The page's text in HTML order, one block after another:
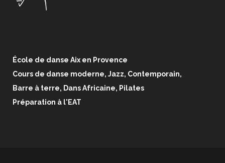
École de danse Aix en Provence
Cours de danse moderne, Jazz, Contemporain,
Barre à terre, Dans Africaine, Pilates
Préparation à l'EAT